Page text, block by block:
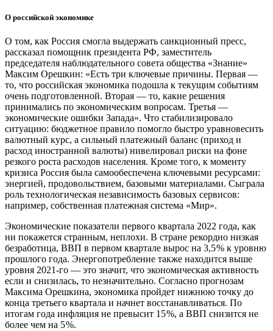
О российской экономике
О том, как Россия смогла выдержать санкционный пресс,
рассказал помощник президента РФ, заместитель
председателя наблюдательного совета общества «Знание»
Максим Орешкин: «Есть три ключевые причины. Первая — ​
то, что российская экономика подошла к текущим событиям
очень подготовленной. Вторая — ​то, какие решения
принимались по экономическим вопросам. Третья — ​
экономические ошибки Запада». Что стабилизировало
ситуацию: бюджетное правило помогло быстро уравновесить
валютный курс, а сильный платежный баланс (приход и
расход иностранной валюты) нивелировал риски на фоне
резкого роста расходов населения. Кроме того, к моменту
кризиса Россия была самообеспечена ключевыми ресурсами:
энергией, продовольствием, базовыми материалами. Сыграла
роль технологическая независимость базовых сервисов:
например, собственная платежная система «Мир».
Экономические показатели первого квартала 2022 года, как
ни покажется странным, неплохи. В стране рекордно низкая
безработица, ВВП в первом квартале вырос на 3,5 % к уровню
прошлого года. Энергопотребление также находится выше
уровня 2021‑го — ​это значит, что экономическая активность
если и снизилась, то незначительно. Согласно прогнозам
Максима Орешкина, экономика пройдет нижнюю точку до
конца третьего квартала и начнет восстанавливаться. По
итогам года инфляция не превысит 15 %, а ВВП снизится не
более чем на 5 %.